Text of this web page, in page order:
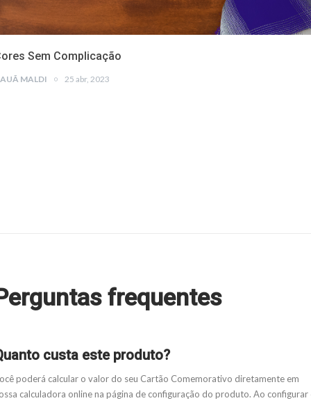
Sem Complicação
MALDI 25 abr, 2023
frequentes
custa este produto?
poderá calcular o valor do seu Cartão Comemorativo diretamente em
calculadora online na página de configuração do produto. Ao configurar